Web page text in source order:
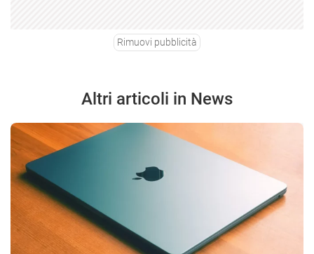
Rimuovi pubblicità
Altri articoli in News